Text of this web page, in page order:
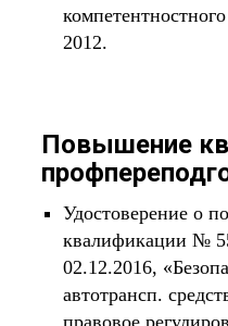
2012.
Повышение
Удостоверение о
квалификации № 552404521420 от
02.12.2016,
автотрансп.
правовое